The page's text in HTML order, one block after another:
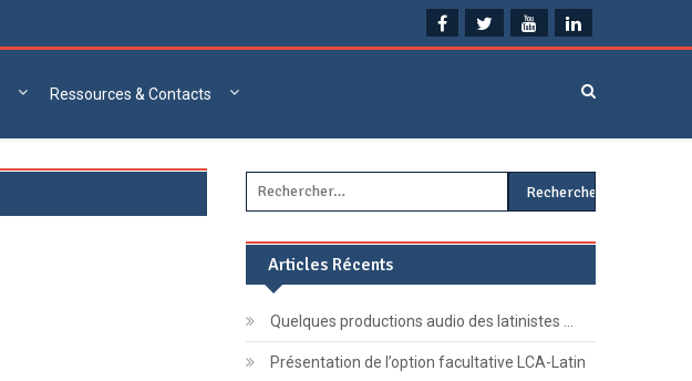
Ressources & Contacts
Rechercher :
Articles Récents
Quelques productions audio des latinistes …
Présentation de l’option facultative LCA-Latin